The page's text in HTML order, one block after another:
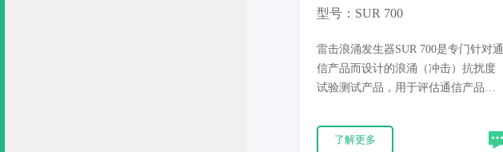
器SUR 700
型号：SUR 700
雷击浪涌发生器SUR 700是专门针对通
信产品而设计的浪涌（冲击）抗扰度
试验测试产品，用于评估通信产品在
口上高能量骚扰时的性能。产品满足
IEC 61000-4-5和GB/T 17626.5等新标
了解更多